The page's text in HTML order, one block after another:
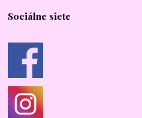
Sociálne siete